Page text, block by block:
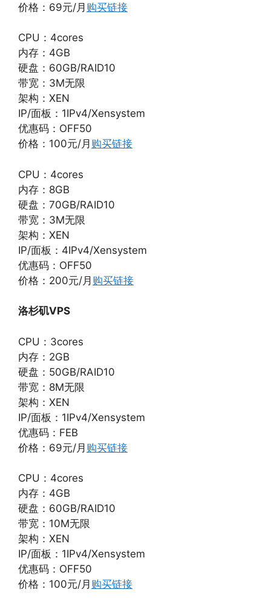
价格：69元/月 购买链接
CPU：4cores
内存：4GB
硬盘：60GB/RAID10
带宽：3M无限
架构：XEN
IP/面板：1IPv4/Xensystem
优惠码：OFF50
价格：100元/月 购买链接
CPU：4cores
内存：8GB
硬盘：70GB/RAID10
带宽：3M无限
架构：XEN
IP/面板：4IPv4/Xensystem
优惠码：OFF50
价格：200元/月 购买链接
洛杉矶VPS
CPU：3cores
内存：2GB
硬盘：50GB/RAID10
带宽：8M无限
架构：XEN
IP/面板：1IPv4/Xensystem
优惠码：FEB
价格：69元/月 购买链接
CPU：4cores
内存：4GB
硬盘：60GB/RAID10
带宽：10M无限
架构：XEN
IP/面板：1IPv4/Xensystem
优惠码：OFF50
价格：100元/月 购买链接